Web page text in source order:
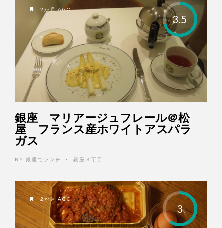
3.5
2か月 AGO
銀座 マリアージュフレール＠松
屋 フランス産ホワイトアスパラ
ガス
BY 銀座でランチ • 銀座３丁目
3
2か月 AGO